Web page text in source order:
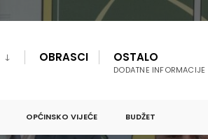
OBRASCI OSTALO
DODATNE INFORMACIJE
OPĆINSKO VIJEĆE BUDŽET